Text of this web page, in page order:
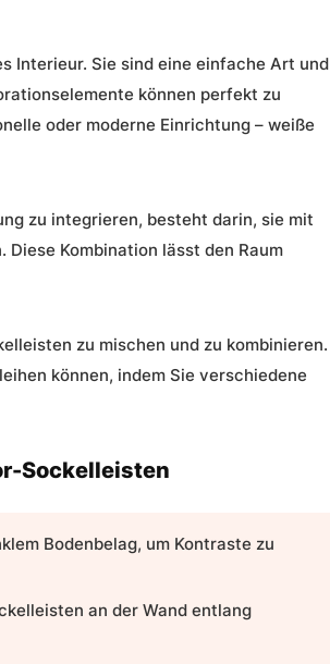
Interieur. Sie sind eine einfache Art und
können perfekt zu
oder moderne Einrichtung – weiße
zu integrieren, besteht darin, sie mit
Kombination lässt den Raum
zu mischen und zu kombinieren.
können, indem Sie verschiedene
Sockelleisten
Bodenbelag, um Kontraste zu
an der Wand entlang